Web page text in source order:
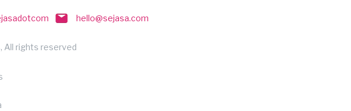
hello@sejasa.com
All rights reserved